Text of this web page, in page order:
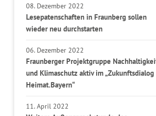
08. Dezember 2022
Lesepatenschaften in Fraunberg sollen
wieder neu durchstarten
06. Dezember 2022
Fraunberger Projektgruppe
und Klimaschutz aktiv im „Zukunftsdialog
Heimat.Bayern“
11. April 2022